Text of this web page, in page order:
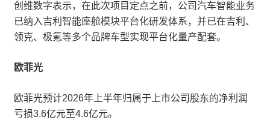
创维数字表示，在此次项目定点之前，公司汽车智能业务
已纳入吉利智能座舱模块平台化研发体系，并已在吉利、
领克、极氪等多个品牌车型实现平台化量产配套。
欧菲光
欧菲光预计2026年上半年归属于上市公司股东的净利润
亏损3.6亿元至4.6亿元。